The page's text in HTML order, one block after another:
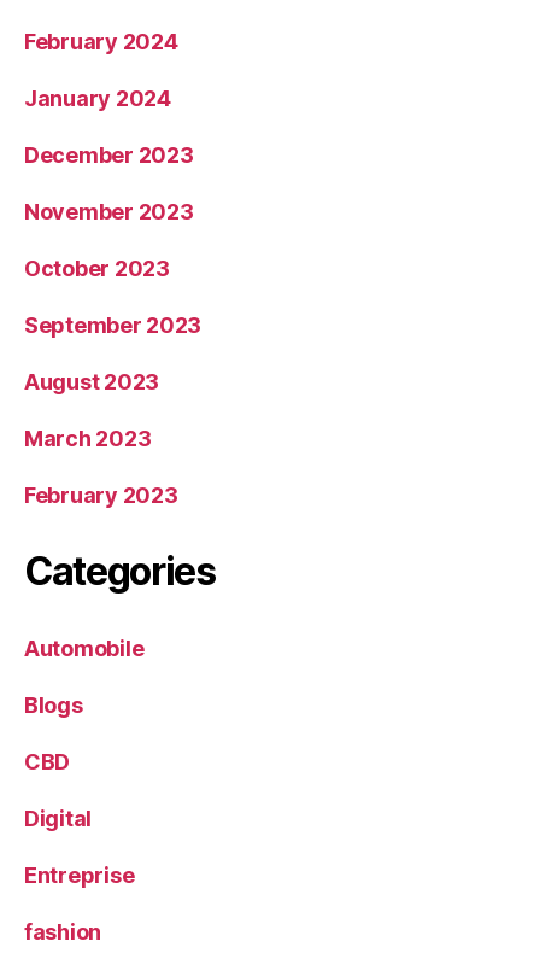
February 2024
January 2024
December 2023
November 2023
October 2023
September 2023
August 2023
March 2023
February 2023
Categories
Automobile
Blogs
CBD
Digital
Entreprise
fashion